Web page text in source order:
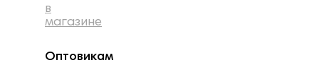
в
магазине
Оптовикам